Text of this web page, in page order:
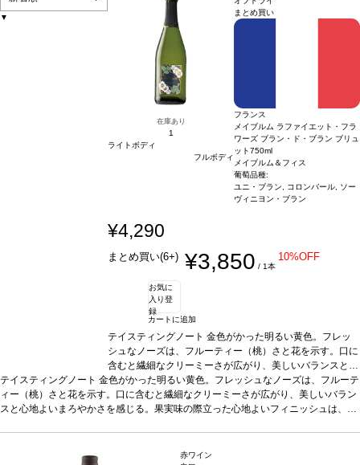
▼
在庫あり
1
ライトボディ
フルボディ
まとめ買い
フランス
メイブルム ラファイエット・フラ
ワーズ ブラン・ド・ブラン ブリュ
ット750ml
メイブルム＆フィス
葡萄品種:
ユニ・ブラン, コロンバール, ソー
ヴィニヨン・ブラン
¥4,290
まとめ買い(6+) ¥3,850 / 1本
10%OFF
お気に
入り登
録
カートに追加
テイスティングノート金色がかった明るい黄色。フレッ
シュなノーズは、フルーティー（桃）さと花を示す。口に
含むと繊細なクリーミーさが広がり、美しいバランスと心
地よいまろやかさを感じる。果実味の際立った心地よいフ
ィニッシュは、ほのかなバターやトーストを伴う。合う
料理 カクテルやアペリティフに最適葡萄品種 ユニ・ブラ
テイスティングノート 金色がかった明るい黄色。フレッシュなノーズは、フルーテ
ィー（桃）さと花を示す。口に含むと繊細なクリーミーさが広がり、美しいバラン
スと心地よいまろやかさを感じる。果実味の際立った心地よいフィニッシュは、ほ
赤ワイン